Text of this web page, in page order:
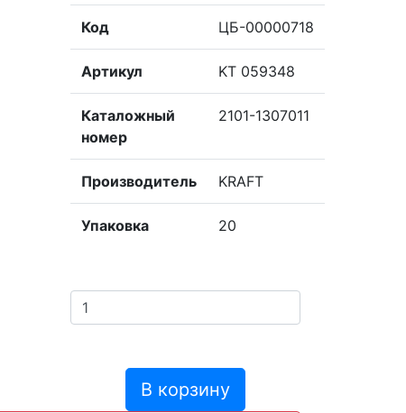
Код ЦБ-00000718
Артикул KT 059348
Каталожный
номер
2101-1307011
Производитель KRAFT
Упаковка 20
В корзину